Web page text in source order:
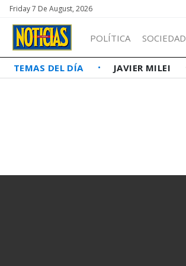
Friday 7 De August, 2026
POLÍTICA SOCIEDAD
TEMAS DEL DÍA JAVIER MILEI